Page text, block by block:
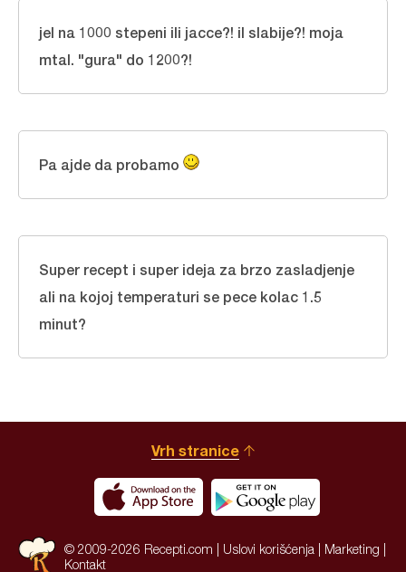
jel na 1000 stepeni ili jacce?! il slabije?! moja
mtal. "gura" do 1200?!
Pa ajde da probamo
Super recept i super ideja za brzo zasladjenje
ali na kojoj temperaturi se pece kolac 1.5
minut?
Vrh stranice
© 2009-2026 Recepti.com | Uslovi korišćenja Marketing
Kontakt